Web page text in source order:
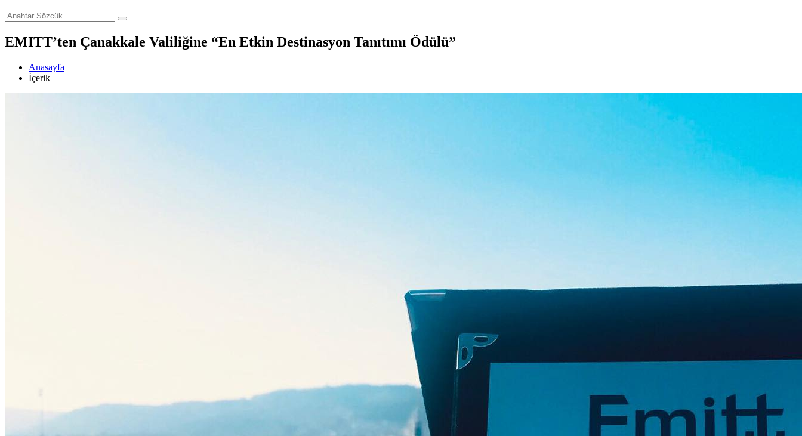
EMITT’ten Çanakkale Valiliğine “En Etkin Destinasyon Tanıtımı Ödülü”
Anasayfa
İçerik